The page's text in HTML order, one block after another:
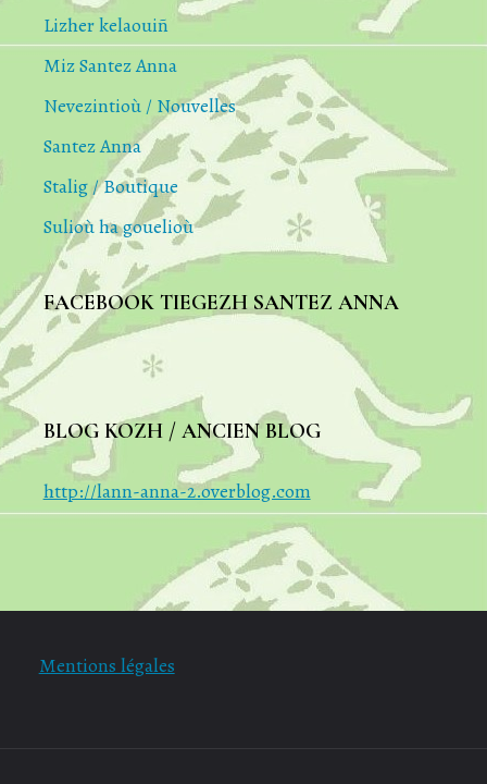
Lizher kelaouiñ
Miz Santez Anna
Nevezintioù / Nouvelles
Santez Anna
Stalig / Boutique
Sulioù ha gouelioù
FACEBOOK TIEGEZH SANTEZ ANNA
BLOG KOZH / ANCIEN BLOG
http://lann-anna-2.overblog.com
Mentions légales